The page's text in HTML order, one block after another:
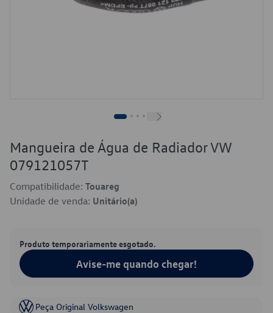
Mangueira de Água de Radiador VW
079121057T
Compatibilidade: Touareg
Unidade de venda: Unitário(a)
Produto temporariamente esgotado.
Avise-me quando chegar!
Peça Original Volkswagen